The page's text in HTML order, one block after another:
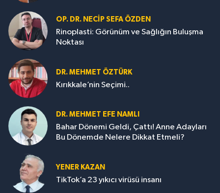
OP. DR. NECIP SEFA ÖZDEN
Rinoplasti: Görünüm ve Sağlığın Buluşma
Noktası
DR. MEHMET ÖZTÜRK
Kırıkkale’nin Seçimi..
DR. MEHMET EFE NAMLI
Bahar Dönemi Geldi, Çattı! Anne Adayları
Bu Dönemde Nelere Dikkat Etmeli?
YENER KAZAN
TikTok’a 23 yıkıcı virüsü insanı